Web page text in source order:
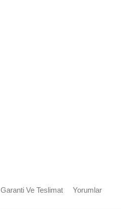
Garanti Ve Teslimat Yorumlar